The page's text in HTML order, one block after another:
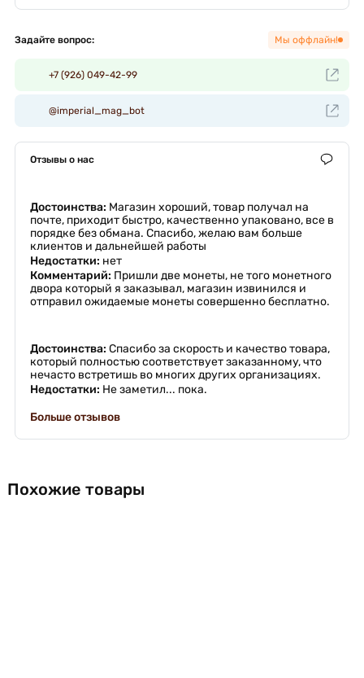
Задайте вопрос: Мы оффлайн!
+7 (926) 049-42-99
@imperial_mag_bot
Отзывы о нас
Достоинства: Магазин хороший, товар получал на
почте, приходит быстро, качественно упаковано, все в
порядке без обмана. Спасибо, желаю вам больше
клиентов и дальнейшей работы
Недостатки: нет
Комментарий: Пришли две монеты, не того монетного
двора который я заказывал, магазин извинился и
отправил ожидаемые монеты совершенно бесплатно.
Достоинства: Спасибо за скорость и качество товара,
который полностью соответствует заказанному, что
нечасто встретишь во многих других организациях.
Недостатки: Не заметил... пока.
Больше отзывов
Похожие товары